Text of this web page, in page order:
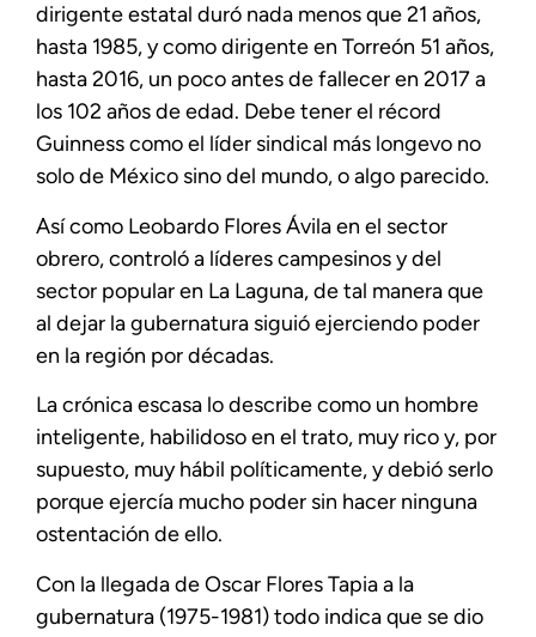
dirigente estatal duró nada menos que 21 años,
hasta 1985, y como dirigente en Torreón 51 años,
hasta 2016, un poco antes de fallecer en 2017 a
los 102 años de edad. Debe tener el récord
Guinness como el líder sindical más longevo no
solo de México sino del mundo, o algo parecido.
Así como Leobardo Flores Ávila en el sector
obrero, controló a líderes campesinos y del
sector popular en La Laguna, de tal manera que
al dejar la gubernatura siguió ejerciendo poder
en la región por décadas.
La crónica escasa lo describe como un hombre
inteligente, habilidoso en el trato, muy rico y, por
supuesto, muy hábil políticamente, y debió serlo
porque ejercía mucho poder sin hacer ninguna
ostentación de ello.
Con la llegada de Oscar Flores Tapia a la
gubernatura (1975-1981) todo indica que se dio